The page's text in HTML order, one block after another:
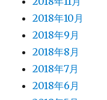
2018年10月
2018年9月
2018年8月
2018年7月
2018年6月